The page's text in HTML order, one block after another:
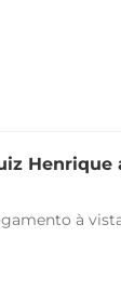
Henrique
à